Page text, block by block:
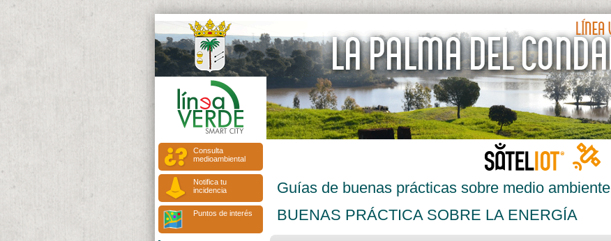
Consulta
medioambiental
Notifica tu
incidencia
Puntos de interés
Guías de buenas prácticas sobre medio ambiente
BUENAS PRÁCTICA SOBRE LA ENERGÍA